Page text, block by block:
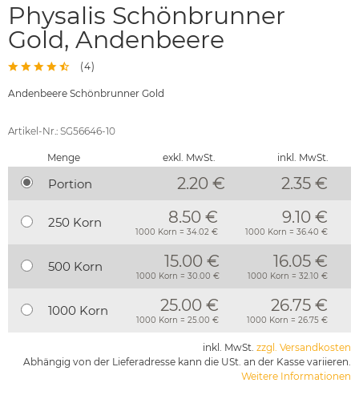
Physalis Schönbrunner
Gold, Andenbeere
(4)
Andenbeere Schönbrunner Gold
Artikel-Nr.: SG56646-10
Menge exkl. MwSt. inkl. MwSt.
Portion 2.20 € 2.35 €
250 Korn 8.50 €
1000 Korn = 34.02 €
9.10 €
1000 Korn = 36.40 €
500 Korn 15.00 €
1000 Korn = 30.00 €
16.05 €
1000 Korn = 32.10 €
1000 Korn 25.00 €
1000 Korn = 25.00 €
26.75 €
1000 Korn = 26.75 €
inkl. MwSt. zzgl. Versandkosten
Abhängig von der Lieferadresse kann die USt. an der Kasse variieren.
Weitere Informationen